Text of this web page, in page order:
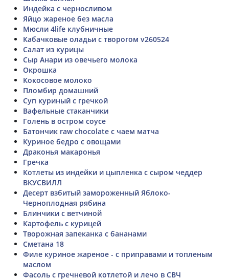
Индейка с черносливом
Яйцо жареное без масла
Мюсли 4life клубничные
Кабачковые оладьи с творогом v260524
Салат из курицы
Сыр Анари из овечьего молока
Окрошка
Кокосовое молоко
Пломбир домашний
Суп куриный с гречкой
Вафельные стаканчики
Голень в остром соусе
Батончик raw chocolate с чаем матча
Куриное бедро с овощами
Драконья макаронья
Гречка
Котлеты из индейки и цыпленка с сыром чеддер
ВКУСВИЛЛ
Десерт взбитый замороженный Яблоко-
Черноплодная рябина
Блинчики с ветчиной
Картофель с курицей
Творожная запеканка с бананами
Сметана 18
Филе куриное жареное - с приправами и топленым
маслом
Фасоль с гречневой котлетой и лечо в СВЧ